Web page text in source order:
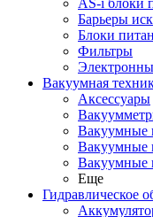
AS-i блоки
Барьеры
Блоки
Фильтры
Вакуумная
Аксессуары
Вакуумные
Вакуумные
Вакуумные
Еще
Гидравлическое